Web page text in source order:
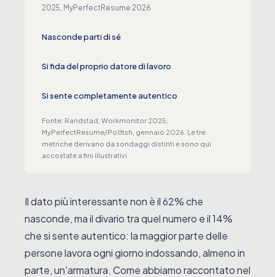
2025, MyPerfectResume 2026
Nasconde parti di sé
Si fida del proprio datore di lavoro
Si sente completamente autentico
Fonte: Randstad, Workmonitor 2025;
MyPerfectResume/Pollfish, gennaio 2026. Le tre
metriche derivano da sondaggi distinti e sono qui
accostate a fini illustrativi.
Il dato più interessante non è il 62% che
nasconde, ma il divario tra quel numero e il 14%
che si sente autentico: la maggior parte delle
persone lavora ogni giorno indossando, almeno in
parte, un'armatura. Come abbiamo raccontato nel